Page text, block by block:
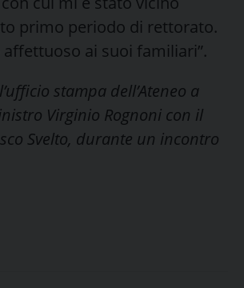
primo periodo di rettorato.
ai suoi familiari”.
stampa dell’Ateneo a
Virginio Rognoni con il
Svelto, durante un incontro